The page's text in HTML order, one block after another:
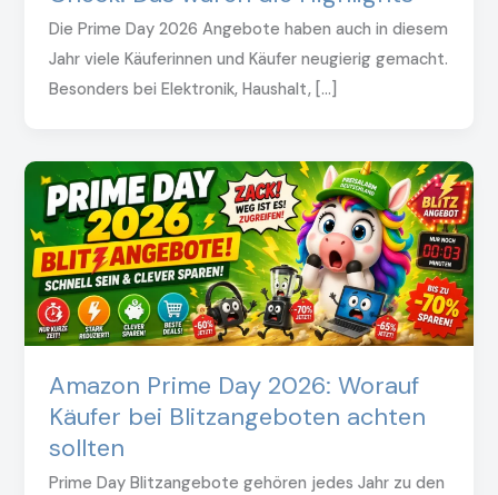
Die Prime Day 2026 Angebote haben auch in diesem
Jahr viele Käuferinnen und Käufer neugierig gemacht.
Besonders bei Elektronik, Haushalt, […]
Amazon Prime Day 2026: Worauf
Käufer bei Blitzangeboten achten
sollten
Prime Day Blitzangebote gehören jedes Jahr zu den